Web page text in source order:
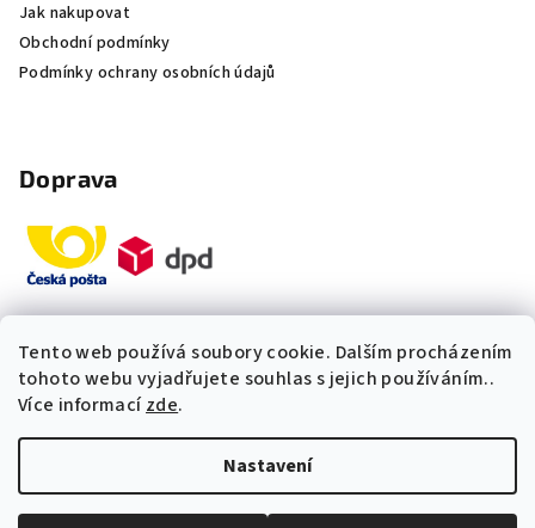
Tento web používá soubory cookie. Dalším procházením
tohoto webu vyjadřujete souhlas s jejich používáním..
Více informacízde.
Nastavení
Jak nakupovat
Obchodní podmínky
Podmínky ochrany osobních údajů
Doprava
Platby
Upravit nastavení cookies
„Odpovídáme okamžitě. S čím
vám můžeme pomoci?“